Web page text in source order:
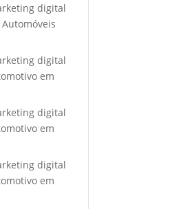
digital
digital
em
digital
em
digital
em